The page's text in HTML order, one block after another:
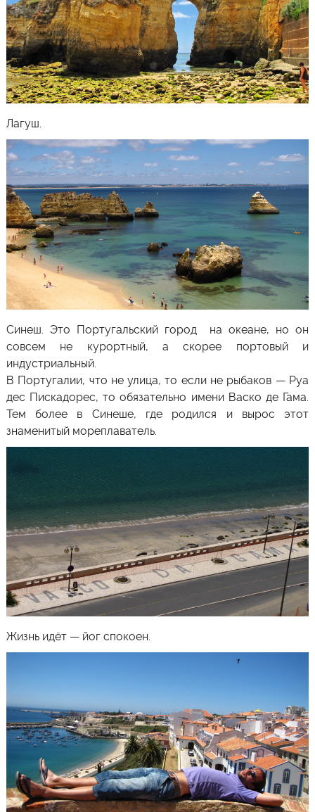
Лагуш.
Синеш . Это Португальский город на океане, но он
совсем не курортный, а скорее портовый и
индустриальный.
В Португалии, что не улица, то если не рыбаков — Руа
дес Пискадорес, то обязательно имени Васко де Гама.
Тем более в Синеше, где родился и вырос этот
знаменитый мореплаватель.
Жизнь идёт — йог спокоен.